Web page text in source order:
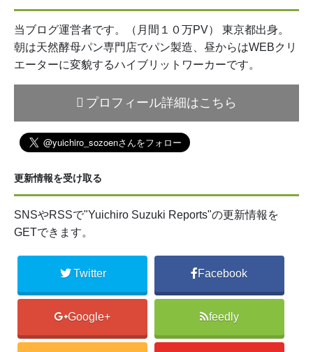
当ブログ運営者です。（月間１０万PV） 東京都出身。
朝は天然酵母パン専門店でパン製造、昼からはWEBクリ
エーターに変貌するハイブリットワーカーです。
プロフィール詳細はこちら
更新情報を受け取る
SNSやRSSで"Yuichiro Suzuki Reports"の更新情報を
GETできます。
Twitter Facebook
Google+ feedly